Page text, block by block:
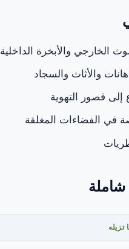
الخارجي والأبخرة الداخلية
والأثاث والسجاد
إلى قصور التهوية
في الفضاءات المغلقة
شاملة
تزيله